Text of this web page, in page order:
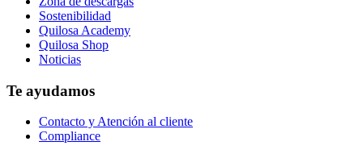
Sostenibilidad
Quilosa Academy
Quilosa Shop
Noticias
Te ayudamos
Contacto y Atención al cliente
Compliance